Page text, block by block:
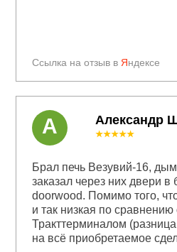
Ссылка на отзыв в Яндексе
Александр
★★★★★
Брал печь Везувий-16,
заказал через них двери
doorwood. Помимо того,
и так низкая по
Тракттерминалом
на всё приобретаемое
А